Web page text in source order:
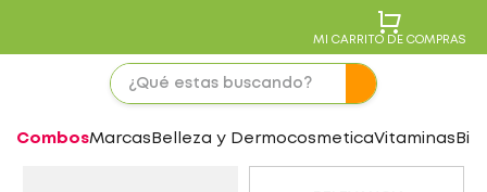
MI CARRITO DE COMPRAS
CombosMarcas Belleza y DermocosmeticaVitaminas